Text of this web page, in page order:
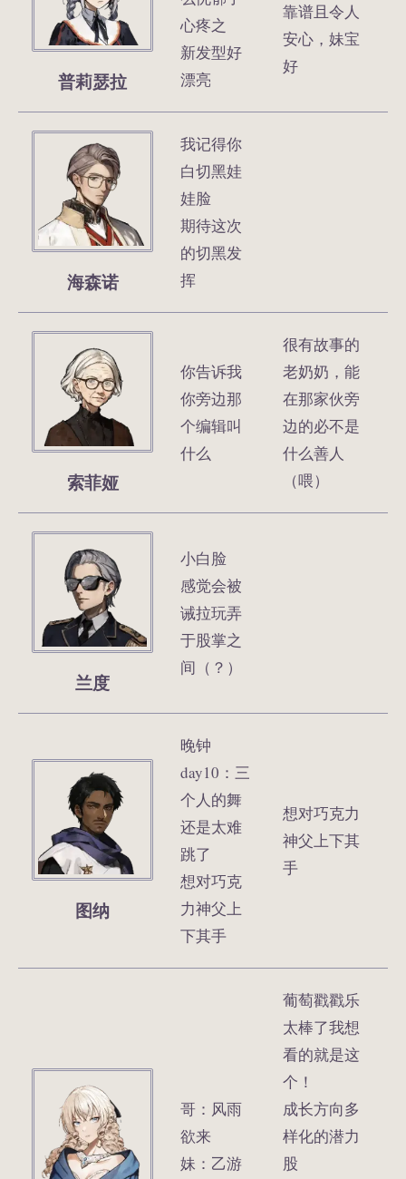
普莉瑟拉
心疼之
新发型好
漂亮
靠谱且令人
安心，妹宝
好
海森诺
我记得你
白切黑娃
娃脸
期待这次
的切黑发
挥
索菲娅
你告诉我
你旁边那
个编辑叫
什么
很有故事的
老奶奶，能
在那家伙旁
边的必不是
什么善人
（喂）
兰度
小白脸
感觉会被
诫拉玩弄
于股掌之
间（？）
图纳
晚钟
day10：三
个人的舞
还是太难
跳了
想对巧克
力神父上
下其手
想对巧克力
神父上下其
手
哥：风雨
欲来
妹：乙游
葡萄戳戳乐
太棒了我想
看的就是这
个！
成长方向多
样化的潜力
股